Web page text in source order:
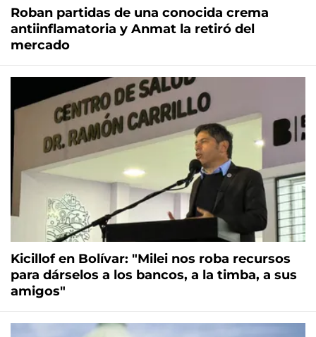
Roban partidas de una conocida crema
antiinflamatoria y Anmat la retiró del
mercado
Kicillof en Bolívar: "Milei nos roba recursos
para dárselos a los bancos, a la timba, a sus
amigos"